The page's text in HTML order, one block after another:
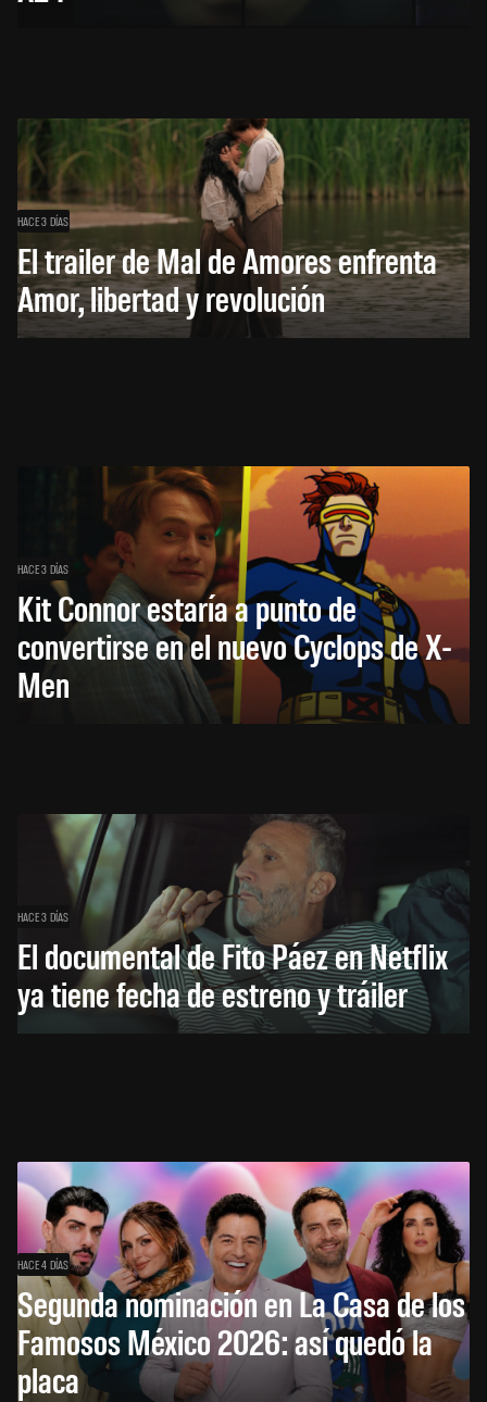
HACE 3 DÍAS
El trailer de Mal de Amores enfrenta
Amor, libertad y revolución
HACE 3 DÍAS
Kit Connor estaría a punto de
convertirse en el nuevo Cyclops de X-
Men
HACE 3 DÍAS
El documental de Fito Páez en Netflix
ya tiene fecha de estreno y tráiler
HACE 4 DÍAS
Segunda nominación en La Casa de los
Famosos México 2026: así quedó la
placa